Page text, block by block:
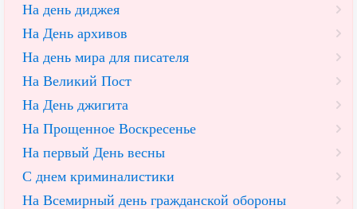
На день диджея
На День архивов
На день мира для писателя
На Великий Пост
На День джигита
На Прощенное Воскресенье
На первый День весны
С днем криминалистики
На Всемирный день гражданской обороны